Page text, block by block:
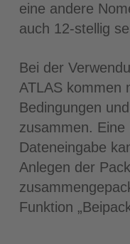
eine andere
auch 12-stellig
Bei der
ATLAS kommen
Bedingungen
zusammen.
Dateneingabe
Anlegen der
Funktion